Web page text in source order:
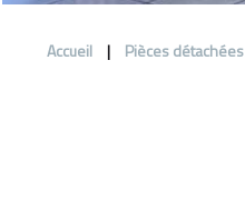
Accueil | Pièces détachées